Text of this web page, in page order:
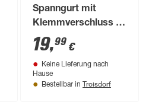
Spanngurt mit
Klemmverschluss &
S-Haken 1,8 m x 2,5
cm 250 kg
19,99 €
Keine Lieferung nach
Hause
Bestellbar in Troisdorf